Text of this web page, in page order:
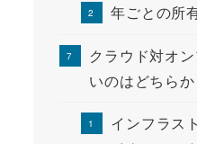
年ごとの所
クラウド対オ
いのはどちらか
インフラス